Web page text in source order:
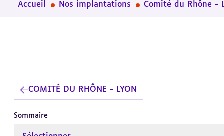
Accueil Nos implantations Comité du Rhône -
COMITÉ DU RHÔNE - LYON
Sommaire